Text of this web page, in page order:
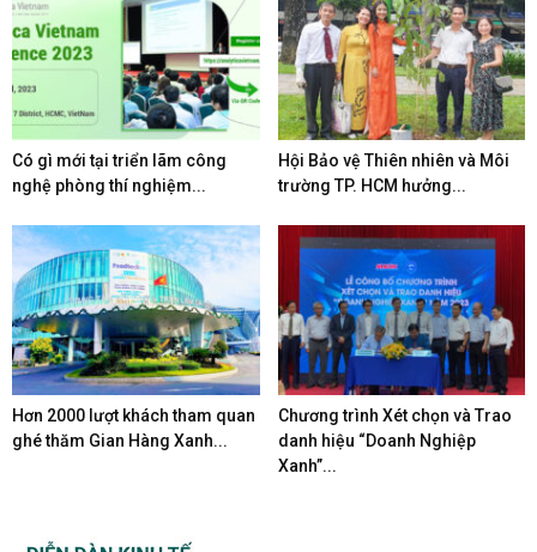
Có gì mới tại triển lãm công
nghệ phòng thí nghiệm...
Hội Bảo vệ Thiên nhiên và Môi
trường TP. HCM hưởng...
Hơn 2000 lượt khách tham quan
ghé thăm Gian Hàng Xanh...
Chương trình Xét chọn và Trao
danh hiệu “Doanh Nghiệp
Xanh”...